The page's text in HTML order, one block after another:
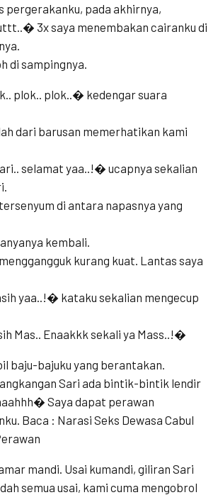
pergerakanku, pada akhirnya,
3x saya menembakan cairanku di
di sampingnya.
plok.. plok..� kedengar suara
dari barusan memerhatikan kami
selamat yaa..!� ucapnya sekalian
di antara napasnya yang
kembali.
kurang kuat. Lantas saya
yaa..!� kataku sekalian mengecup
Mas.. Enaakkk sekali ya Mass..!�
baju-bajuku yang berantakan.
Sari ada bintik-bintik lendir
Saya dapat perawan
Baca : Narasi Seks Dewasa Cabul
mandi. Usai kumandi, giliran Sari
semua usai, kami cuma mengobrol